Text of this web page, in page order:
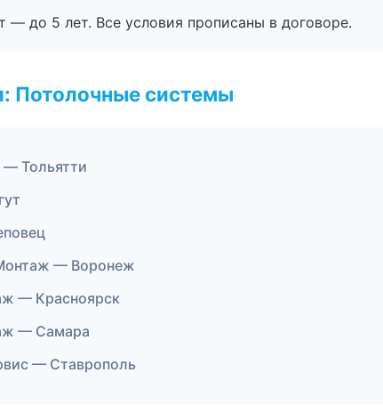
— до 5 лет. Все условия прописаны в договоре.
Потолочные системы
— Тольятти
— Воронеж
— Красноярск
— Самара
— Ставрополь